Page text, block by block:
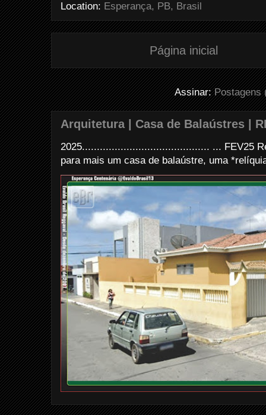
Location: Esperança, PB, Brasil
Página inicial
Assinar:Postagens
Arquitetura | Casa de Balaústres |
2025........................................... ... FEV25
para mais um casa de balaústre, uma